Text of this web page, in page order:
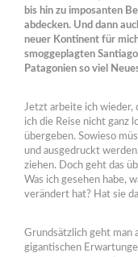
bis hin zu imposanten
abdecken. Und dann
neuer Kontinent für
smoggeplagten
Patagonien so viel
Jetzt arbeite ich wieder,
ich die Reise nicht ganz
übergeben. Sowieso
und ausgedruckt
ziehen. Doch geht das
Was ich gesehen habe,
verändert hat? Hat sie
Grundsätzlich geht man
gigantischen